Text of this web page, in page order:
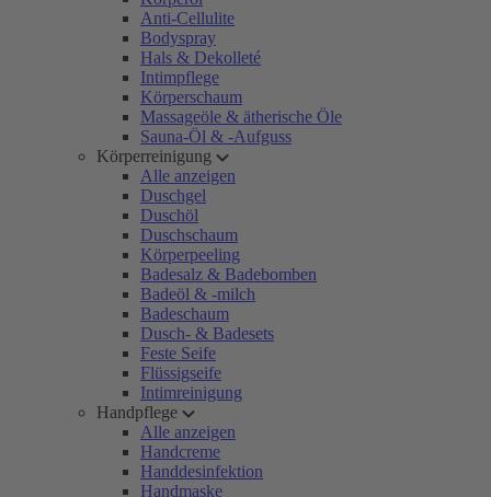
Anti-Cellulite
Bodyspray
Hals & Dekolleté
Intimpflege
Körperschaum
Massageöle & ätherische Öle
Sauna-Öl & -Aufguss
Körperreinigung
Alle anzeigen
Duschgel
Duschöl
Duschschaum
Körperpeeling
Badesalz & Badebomben
Badeöl & -milch
Badeschaum
Dusch- & Badesets
Feste Seife
Flüssigseife
Intimreinigung
Handpflege
Alle anzeigen
Handcreme
Handdesinfektion
Handmaske